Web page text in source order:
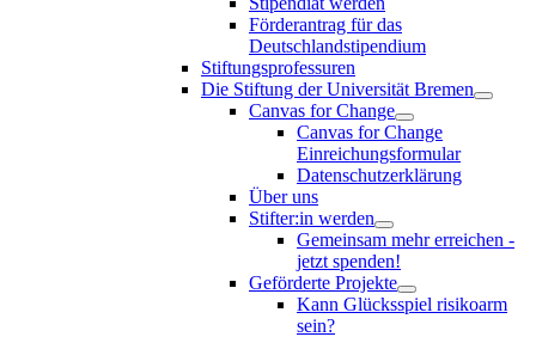
Förderantrag für das
Deutschlandstipendium
Stiftungsprofessuren
Die Stiftung der Universität Bremen
Canvas for Change
Canvas for Change
Einreichungsformular
Datenschutzerklärung
Über uns
Stifter:in werden
Gemeinsam mehr erreichen -
jetzt spenden!
Geförderte Projekte
Kann Glücksspiel risikoarm
sein?